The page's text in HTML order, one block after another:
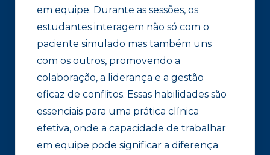
em equipe. Durante as sessões, os
estudantes interagem não só com o
paciente simulado mas também uns
com os outros, promovendo a
colaboração, a liderança e a gestão
eficaz de conflitos. Essas habilidades são
essenciais para uma prática clínica
efetiva, onde a capacidade de trabalhar
em equipe pode significar a diferença